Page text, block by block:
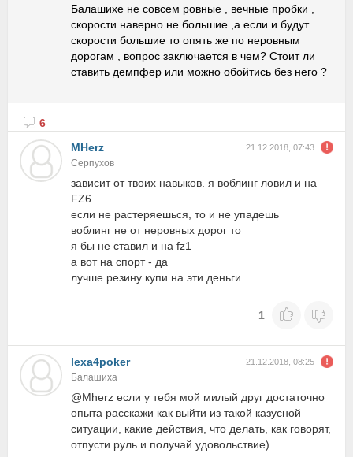
Балашихе не совсем ровные , вечные пробки ,
скорости наверно не большие ,а если и будут
скорости большие то опять же по неровным
дорогам , вопрос заключается в чем? Стоит ли
ставить демпфер или можно обойтись без него ?
6
MHerz
21.12.2018, 07:43
Серпухов
зависит от твоих навыков. я воблинг ловил и на
FZ6
если не растеряешься, то и не упадешь
воблинг не от неровных дорог то
я бы не ставил и на fz1
а вот на спорт - да
лучше резину купи на эти деньги
1
lexa4poker 21.12.2018, 08:25
Балашиха
@Mherz если у тебя мой милый друг достаточно
опыта расскажи как выйти из такой казусной
ситуации, какие действия, что делать, как говорят,
отпусти руль и получай удовольствие)